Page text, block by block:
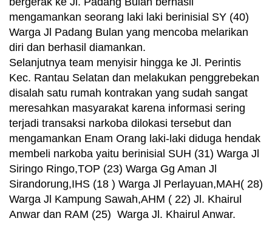
mengamankan seorang laki laki berinisial SY (40)
Warga Jl Padang Bulan yang mencoba melarikan
diri dan berhasil diamankan.
Selanjutnya team menyisir hingga ke Jl. Perintis
Kec. Rantau Selatan dan melakukan penggrebekan
disalah satu rumah kontrakan yang sudah sangat
meresahkan masyarakat karena informasi sering
terjadi transaksi narkoba dilokasi tersebut dan
mengamankan Enam Orang laki-laki diduga hendak
membeli narkoba yaitu berinisial SUH (31) Warga Jl
Siringo Ringo,TOP (23) Warga Gg Aman Jl
Sirandorung,IHS (18 ) Warga Jl Perlayuan,MAH( 28)
Warga Jl Kampung Sawah,AHM ( 22) Jl. Khairul
Anwar dan RAM (25) Warga Jl. Khairul Anwar.